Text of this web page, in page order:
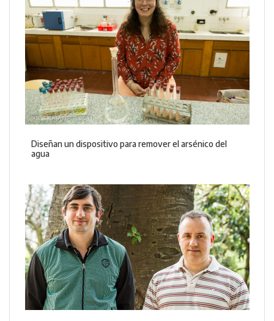
Diseñan un dispositivo para remover el arsénico del
agua